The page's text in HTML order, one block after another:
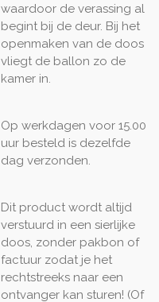
waardoor de verassing al
begint bij de deur. Bij het
openmaken van de doos
vliegt de ballon zo de
kamer in.
Op werkdagen voor 15.00
uur besteld is dezelfde
dag verzonden.
Dit product wordt altijd
verstuurd in een sierlijke
doos, zonder pakbon of
factuur zodat je het
rechtstreeks naar een
ontvanger kan sturen! (Of